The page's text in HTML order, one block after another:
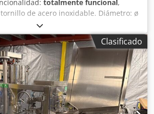
totalmente funcional,
de acero inoxidable. Diámetro: ø
mm Fabricante: DTS Dcodpfxozp U
Clasificado